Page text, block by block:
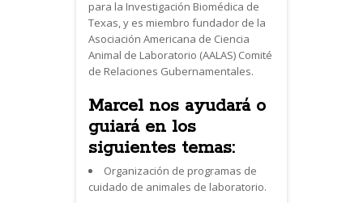
para la Investigación Biomédica de
Texas, y es miembro fundador de la
Asociación Americana de Ciencia
Animal de Laboratorio (AALAS) Comité
de Relaciones Gubernamentales.
Marcel nos ayudará o
guiará en los
siguientes temas:
Organización de programas de
cuidado de animales de laboratorio.